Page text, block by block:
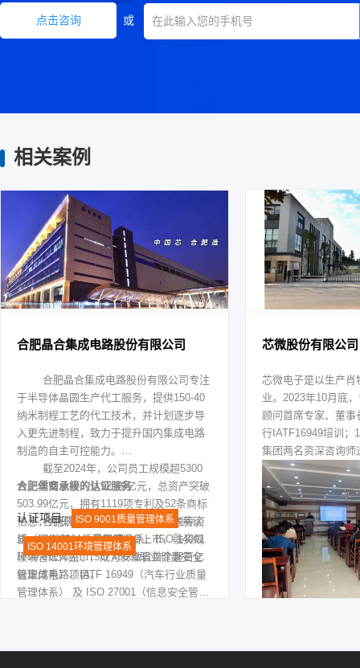
点击咨询 或
相关案例
合肥晶合集成电路股份有限公司
合肥晶合集成电路股份有限公司专注
于半导体晶圆生产代工服务，提供150-40
纳米制程工艺的代工技术，并计划逐步导
入更先进制程，致力于提升国内集成电路
制造的自主可控能力。
截至2024年，公司员工规模超5300
人，年营业收入达92.49亿元，总资产突破
503.99亿元，拥有1119项专利及52条商标
信息，并获评高新技术企业、独角兽等资
质。2023年，公司完成IPO上市，融资规
模99.6亿人民币，成为安徽省首个超百亿
级集成电路项目。
合肥儒商承接的认证服务
合肥儒商为晶合集成提供 三体系认
证（ISO 9001质量管理体系、ISO 14001
环境管理体系、ISO 45001职业健康安全
管理体系）、IATF 16949（汽车行业质量
管理体系） 及 ISO 27001（信息安全管理
认证项目: ISO 9001质量管理体系
ISO 14001环境管理体系
ISO 45001职业健康安全管理体系
芯微股份有限公司
芯微电子是以生产
业。2023年10月底
顾问首席专家、董
行IATF16949培训；
集团两名资深咨询师
题找不足；经过一段
微公司领导对儒商顾
赞不绝口，并签订长
认证项目: